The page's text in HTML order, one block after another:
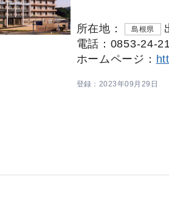
所在地： 島根県
電話：0853-24-
ホームページ：
登録：2023年09月29日